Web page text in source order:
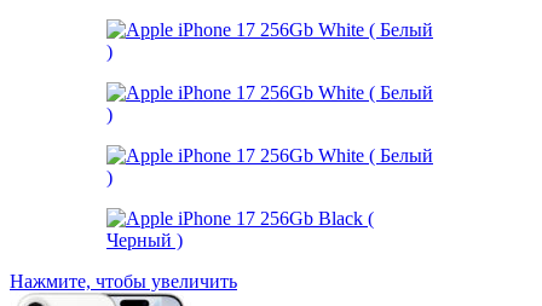
Нажмите, чтобы увеличить